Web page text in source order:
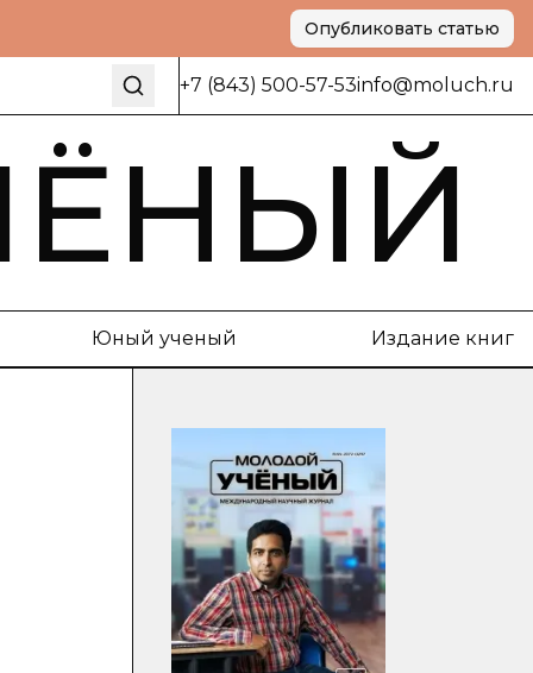
Опубликовать статью
+7 (843) 500-57-53info@moluch.ru
Юный ученый Издание книг